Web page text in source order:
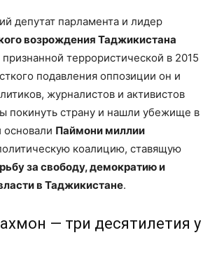
депутат парламента и лидер
возрождения Таджикистана
террористической в 2015
подавления оппозиции он и
журналистов и активистов
покинуть страну и нашли убежище в
основали Паймони миллии
коалицию, ставящую
за свободу, демократию и
в Таджикистане.
— три десятилетия у